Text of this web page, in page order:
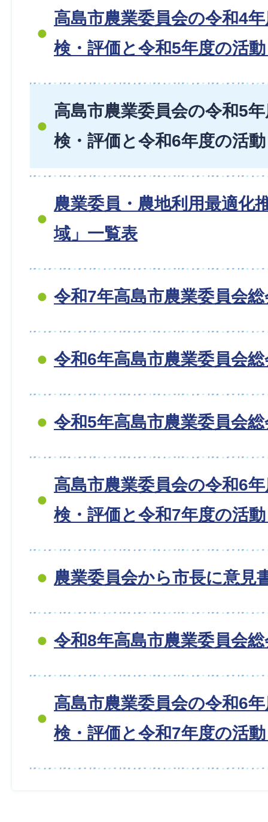
高島市農業委員会の令和4
検・評価と令和5年度の活
高島市農業委員会の令和5
検・評価と令和6年度の活
農業委員・農地利用最適化
域」一覧表
令和7年高島市農業委員会
令和6年高島市農業委員会
令和5年高島市農業委員会
高島市農業委員会の令和6
検・評価と令和7年度の活
農業委員会から市長に意見
令和8年高島市農業委員会
高島市農業委員会の令和6
検・評価と令和7年度の活